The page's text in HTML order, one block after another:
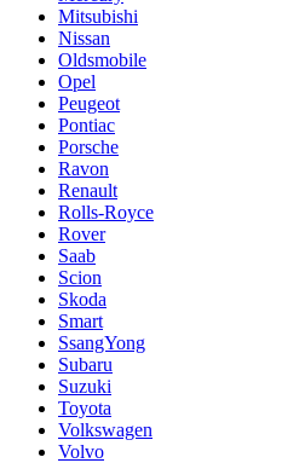
Mitsubishi
Nissan
Oldsmobile
Opel
Peugeot
Pontiac
Porsche
Ravon
Renault
Rolls-Royce
Rover
Saab
Scion
Skoda
Smart
SsangYong
Subaru
Suzuki
Toyota
Volkswagen
Volvo